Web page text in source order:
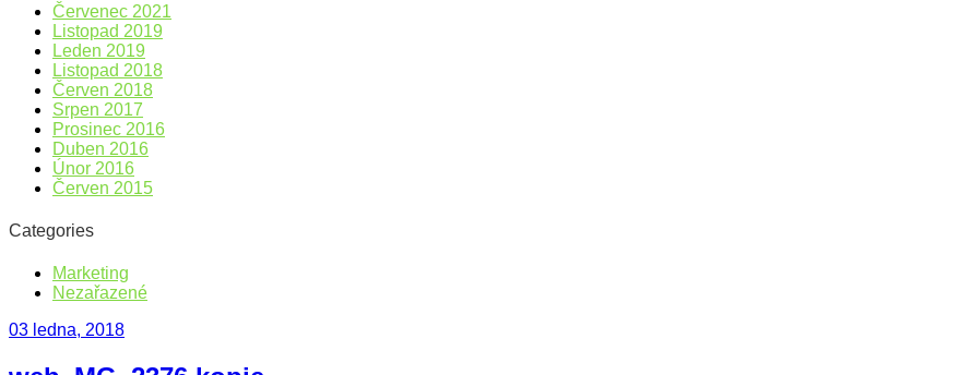
Červenec 2021
Listopad 2019
Leden 2019
Listopad 2018
Červen 2018
Srpen 2017
Prosinec 2016
Duben 2016
Únor 2016
Červen 2015
Categories
Marketing
Nezařazené
03 ledna, 2018